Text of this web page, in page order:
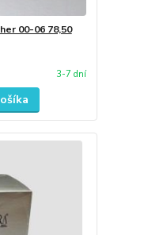
00-06 78,50
3-7 dní